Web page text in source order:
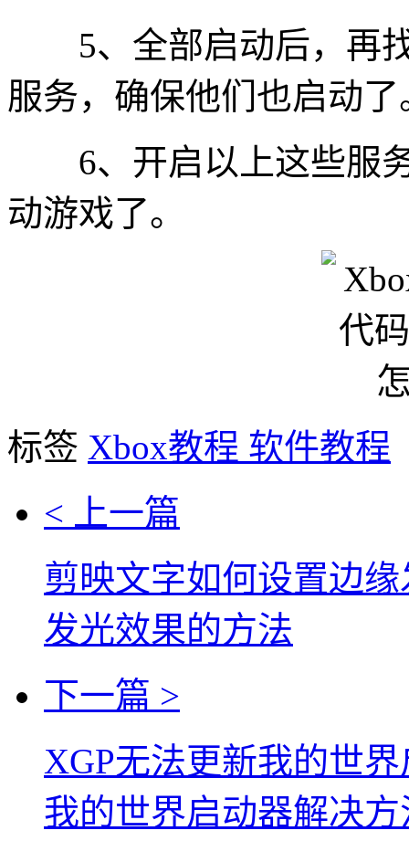
5、全部启动后，再找
服务，确保他们也启动了
6、开启以上这些服务
动游戏了。
标签 Xbox教程 软件教程
< 上一篇
剪映文字如何设置边
发光效果的方法
下一篇 >
XGP无法更新我的世
我的世界启动器解决方